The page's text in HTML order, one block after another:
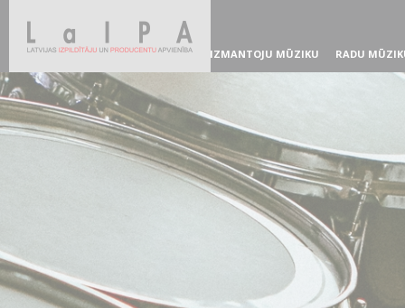
IZMANTOJU MŪZIKU RADU